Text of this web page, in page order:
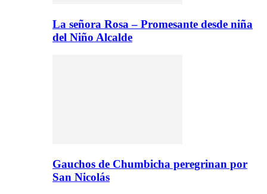
La señora Rosa – Promesante desde niña
del Niño Alcalde
Gauchos de Chumbicha peregrinan por
San Nicolás